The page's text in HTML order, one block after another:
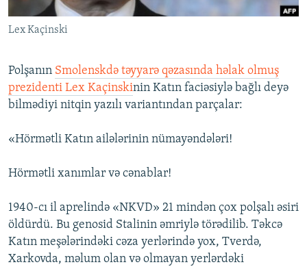
İZ - MƏDƏNIYYƏT PROQRAMI
MATERIALLARIMIZDAN ISTIFADƏ
AZADLIQRADIOSU MOBIL TELEFONUNUZDA
XƏBƏR BÜLLETENLƏRIMIZ
RFE/RL-in bütün saytları
Lex Kaçinski
Polşanın Smolenskdə təyyarə qəzasında həlak olmuş
prezidenti Lex Kaçinskinin Katın faciəsiylə bağlı deyə
bilmədiyi nitqin yazılı variantından parçalar:
«Hörmətli Katın ailələrinin nümayəndələri!
Hörmətli xanımlar və cənablar!
1940-cı il aprelində «NKVD» 21 mindən çox polşalı əsiri
öldürdü. Bu genosid Stalinin əmriylə törədilib. Təkcə
Katın meşələrindəki cəza yerlərində yox, Tverdə,
Xarkovda, məlum olan və olmayan yerlərdəki